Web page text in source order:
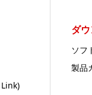
ダ
ソフ
製品